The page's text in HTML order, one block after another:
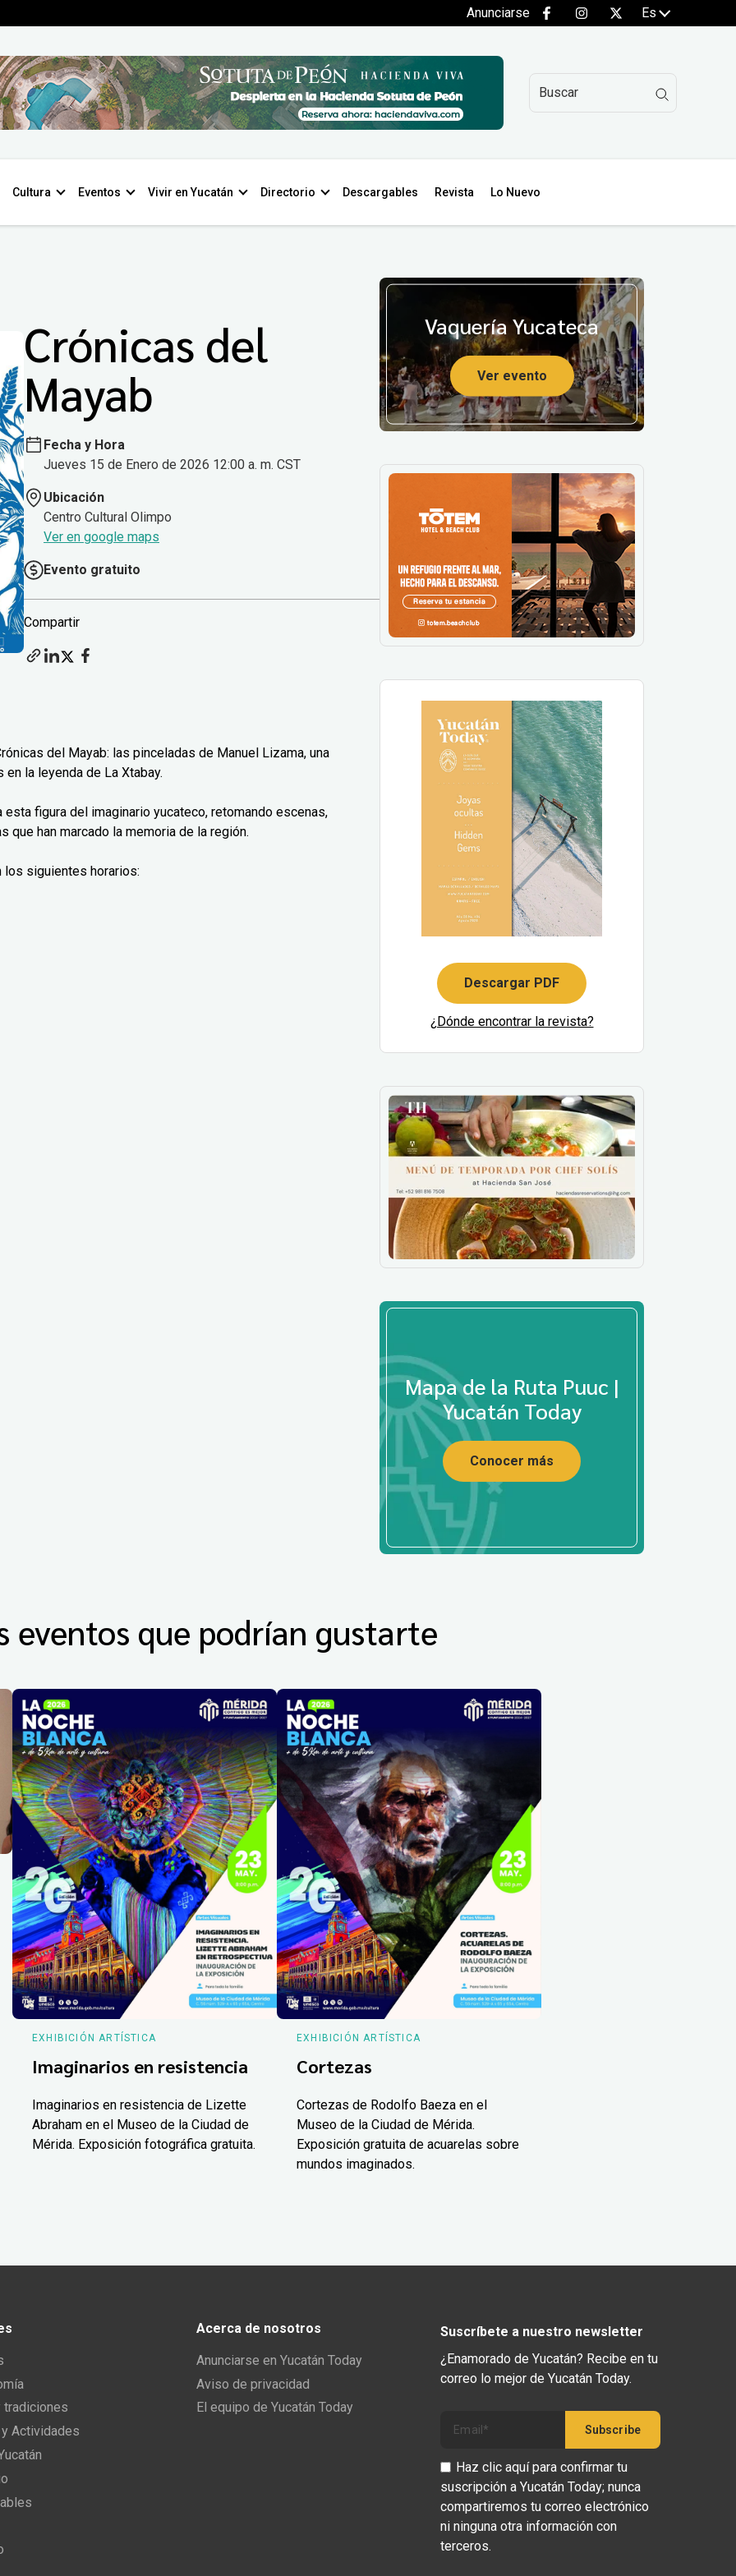
Anunciarse Es
Cultura Eventos Vivir en Yucatán Directorio Descargables Revista Lo Nuevo
Crónicas del
Mayab
Fecha y Hora
Jueves 15 de Enero de 2026 12:00 a. m. CST
Ubicación
Centro Cultural Olimpo
Ver en google maps
Evento gratuito
Compartir
del Mayab: las pinceladas de Manuel Lizama, una
la leyenda de La Xtabay.
figura del imaginario yucateco, retomando escenas,
han marcado la memoria de la región.
siguientes horarios:
Vaquería Yucateca
Ver evento
Descargar PDF
¿Dónde encontrar la revista?
Mapa de la Ruta Puuc |
Yucatán Today
Conocer más
eventos que podrían gustarte
EXHIBICIÓN ARTÍSTICA
Imaginarios en resistencia
Imaginarios en resistencia de Lizette
Abraham en el Museo de la Ciudad de
Mérida. Exposición fotográfica gratuita.
EXHIBICIÓN ARTÍSTICA
Cortezas
Cortezas de Rodolfo Baeza en el
Museo de la Ciudad de Mérida.
Exposición gratuita de acuarelas sobre
mundos imaginados.
tradiciones
Actividades
Acerca de nosotros
Anunciarse en Yucatán Today
Aviso de privacidad
El equipo de Yucatán Today
Suscríbete a nuestro newsletter
¿Enamorado de Yucatán? Recibe en tu
correo lo mejor de Yucatán Today.
Haz clic aquí para confirmar tu
suscripción a Yucatán Today; nunca
compartiremos tu correo electrónico
ni ninguna otra información con
terceros.